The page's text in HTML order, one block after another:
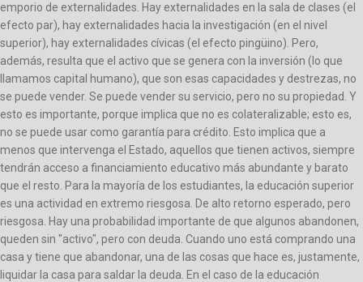
emporio de externalidades. Hay externalidades en la sala de clases (el
efecto par), hay externalidades hacia la investigación (en el nivel
superior), hay externalidades cívicas (el efecto pingüino). Pero,
además, resulta que el activo que se genera con la inversión (lo que
llamamos capital humano), que son esas capacidades y destrezas, no
se puede vender. Se puede vender su servicio, pero no su propiedad. Y
esto es importante, porque implica que no es colateralizable; esto es,
no se puede usar como garantía para crédito. Esto implica que a
menos que intervenga el Estado, aquellos que tienen activos, siempre
tendrán acceso a financiamiento educativo más abundante y barato
que el resto. Para la mayoría de los estudiantes, la educación superior
es una actividad en extremo riesgosa. De alto retorno esperado, pero
riesgosa. Hay una probabilidad importante de que algunos abandonen,
queden sin "activo", pero con deuda. Cuando uno está comprando una
casa y tiene que abandonar, una de las cosas que hace es, justamente,
liquidar la casa para saldar la deuda. En el caso de la educación